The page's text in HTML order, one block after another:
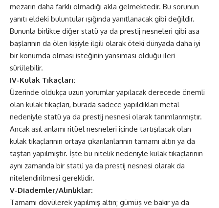
mezarın daha farklı olmadığı akla gelmektedir. Bu sorunun
yanıtı eldeki buluntular ışığında yanıtlanacak gibi değildir.
Bununla birlikte diğer statü ya da prestij nesneleri gibi asa
başlarının da ölen kişiyle ilgili olarak öteki dünyada daha iyi
bir konumda olması isteğinin yansıması olduğu ileri
sürülebilir.
IV-Kulak Tıkaçları:
Üzerinde oldukça uzun yorumlar yapılacak derecede önemli
olan kulak tıkaçları, burada sadece yapıldıkları metal
nedeniyle statü ya da prestij nesnesi olarak tanımlanmıştır.
Ancak asıl anlamı ritüel nesneleri içinde tartışılacak olan
kulak tıkaçlarının ortaya çıkarılanlarının tamamı altın ya da
taştan yapılmıştır. İşte bu nitelik nedeniyle kulak tıkaçlarının
aynı zamanda bir statü ya da prestij nesnesi olarak da
nitelendirilmesi gereklidir.
V-Diademler/Alınlıklar:
Tamamı dövülerek yapılmış altın; gümüş ve bakır ya da